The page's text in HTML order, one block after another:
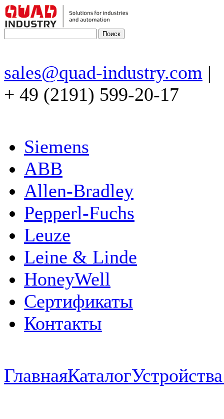
sales@quad-industry.com |
+ 49 (2191) 599-20-17
Siemens
ABB
Allen-Bradley
Pepperl-Fuchs
Leuze
Leine & Linde
HoneyWell
Сертификаты
Контакты
ГлавнаяКаталог